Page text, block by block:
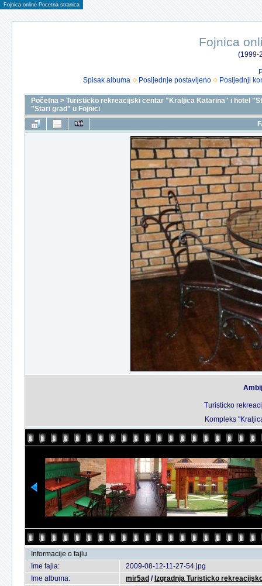
Fojnica online Pocetna stranica
Fojnica
(1999-
Spisak albuma
Posljednje postavljeno Posljednji
Početna > Turisticko rekreacijski centar "Kraljica Katarina" i hotel
"Stari grad" u Fojnici
Turisticko
Kompleks
Informacije o fajlu
Ime fajla:
2009-08-12-11-27-54.jpg
Ime albuma:
mir5ad / Izgradnja Turisticko